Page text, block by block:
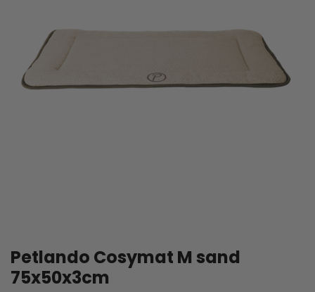
Petlando Cosymat M sand
75x50x3cm